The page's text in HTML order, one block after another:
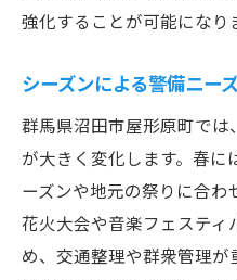
強化することが可能になり
シーズンによる警備ニー
群馬県沼田市屋形原町では
が大きく変化します。春に
ーズンや地元の祭りに合わ
花火大会や音楽フェスティ
め、交通整理や群衆管理